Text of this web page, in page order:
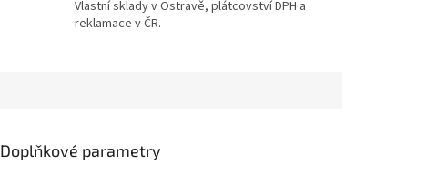
Vlastní sklady v Ostravě, plátcovství DPH a
reklamace v ČR.
Doplňkové parametry